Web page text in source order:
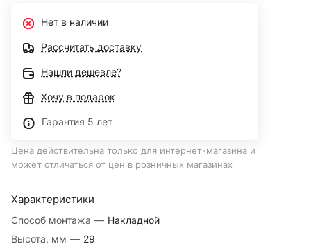
Характеристики
Способ монтажа — Накладной
Высота, мм — 29
Нет в наличии
Рассчитать доставку
Нашли дешевле?
Хочу в подарок
Гарантия 5 лет
Цена действительна только для интернет-магазина и
может отличаться от цен в розничных магазинах